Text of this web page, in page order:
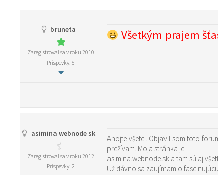
bruneta
Zaregistroval sa v roku 2010
Príspevky: 5
Všetkým prajem
asimina webnode sk
Zaregistroval sa v roku 2012
Príspevky: 2
Ahojte všetci. Objavil som toto
prežívam. Moja stránka je
Už dávno sa zaujímam o